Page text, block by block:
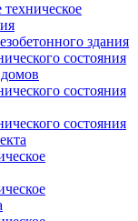
здания
состояния
состояния
состояния